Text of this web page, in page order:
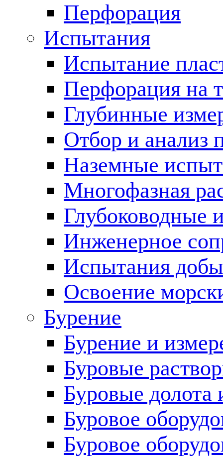
Перфорация
Испытания
Испытание
Перфорация на
Глубинные
Отбор и анализ
Наземные
Многофазная
Глубоководные
Инженерное
Испытания
Освоение
Бурение
Бурение и
Буровые
Буровые долота
Буровое
Буровое